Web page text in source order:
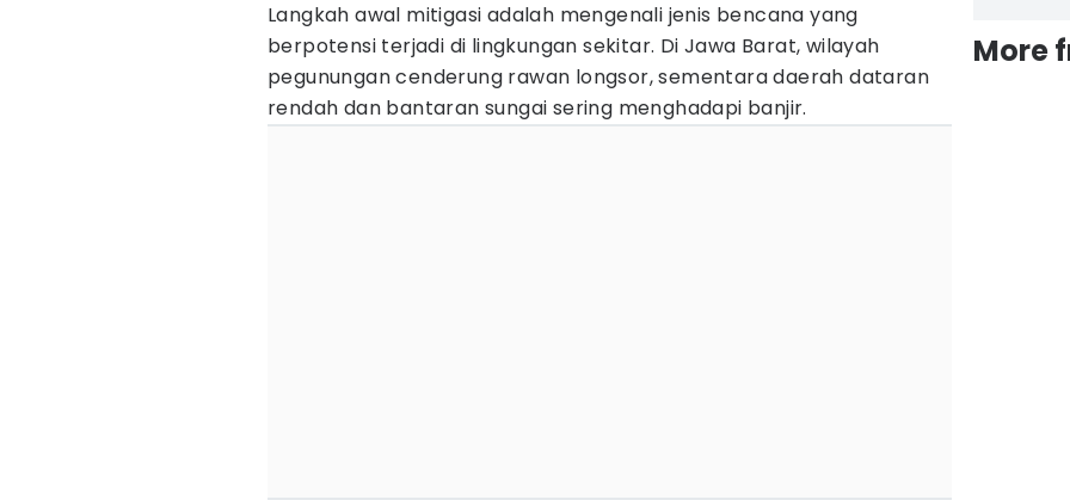
Langkah awal mitigasi adalah mengenali jenis bencana yang
berpotensi terjadi di lingkungan sekitar. Di Jawa Barat, wilayah
pegunungan cenderung rawan longsor, sementara daerah dataran
rendah dan bantaran sungai sering menghadapi banjir.
More